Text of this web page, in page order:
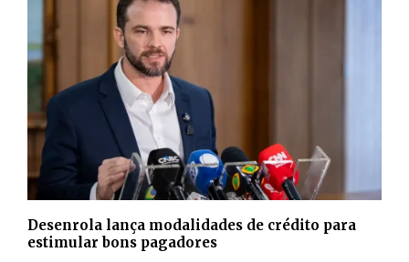
Desenrola lança modalidades de crédito para
estimular bons pagadores